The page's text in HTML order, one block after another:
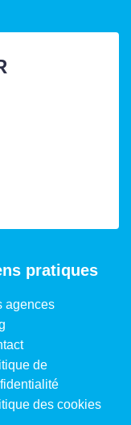
pratiques
agences
de
des cookies